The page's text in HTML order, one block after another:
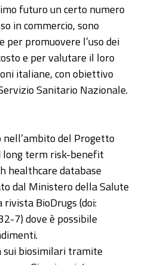
futuro un certo numero
in commercio, sono
per promuovere l’uso dei
e per valutare il loro
italiane, con obiettivo
Sanitario Nazionale.
del Progetto
long term risk-benefit
healthcare database
dal Ministero della Salute
BioDrugs (doi:
7) dove è possibile
sui biosimilari tramite